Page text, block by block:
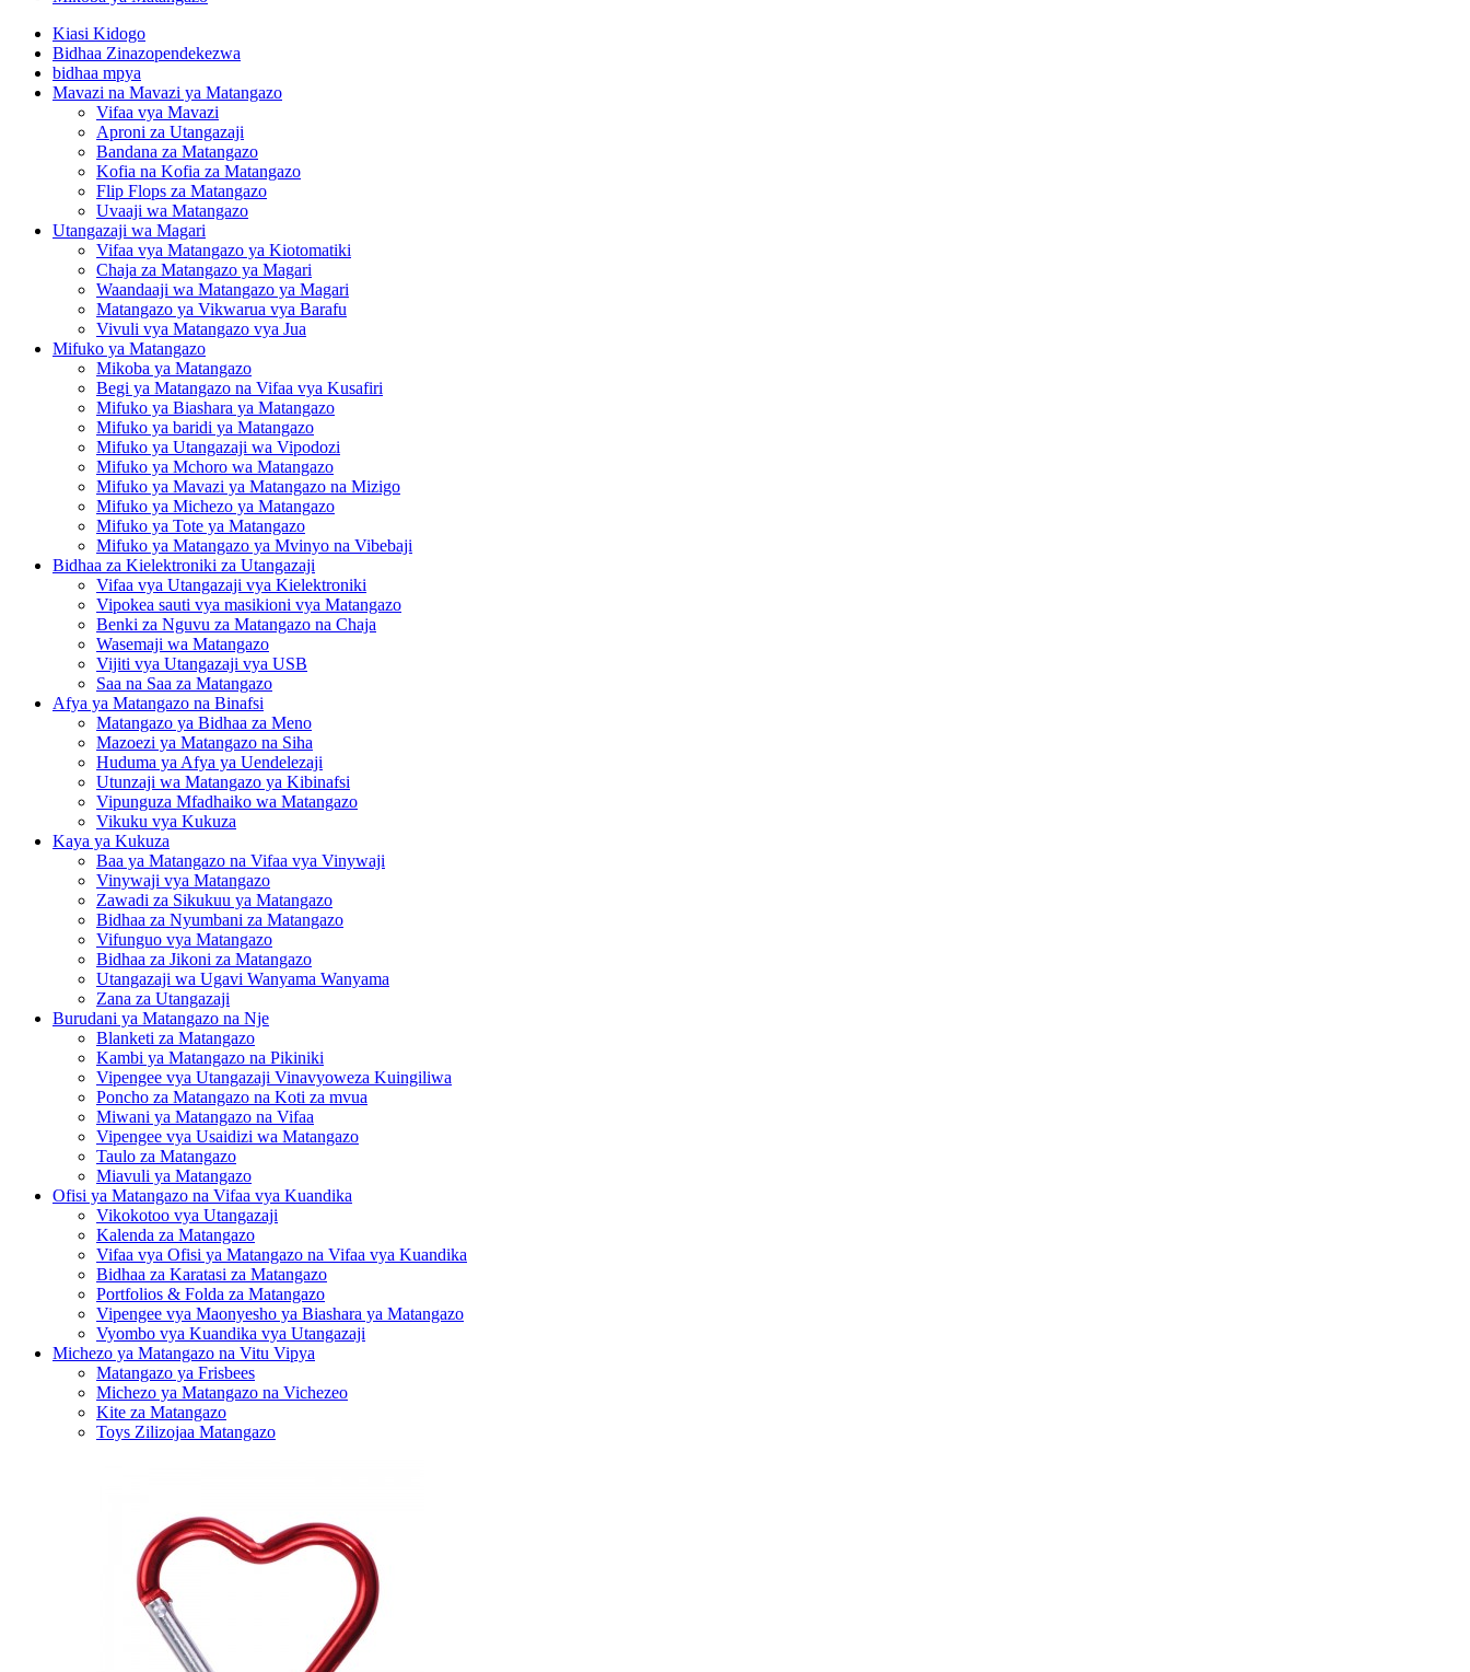
Kiasi Kidogo
Bidhaa Zinazopendekezwa
bidhaa mpya
Mavazi na Mavazi ya Matangazo
Vifaa vya Mavazi
Aproni za Utangazaji
Bandana za Matangazo
Kofia na Kofia za Matangazo
Flip Flops za Matangazo
Uvaaji wa Matangazo
Utangazaji wa Magari
Vifaa vya Matangazo ya Kiotomatiki
Chaja za Matangazo ya Magari
Waandaaji wa Matangazo ya Magari
Matangazo ya Vikwarua vya Barafu
Vivuli vya Matangazo vya Jua
Mifuko ya Matangazo
Mikoba ya Matangazo
Begi ya Matangazo na Vifaa vya Kusafiri
Mifuko ya Biashara ya Matangazo
Mifuko ya baridi ya Matangazo
Mifuko ya Utangazaji wa Vipodozi
Mifuko ya Mchoro wa Matangazo
Mifuko ya Mavazi ya Matangazo na Mizigo
Mifuko ya Michezo ya Matangazo
Mifuko ya Tote ya Matangazo
Mifuko ya Matangazo ya Mvinyo na Vibebaji
Bidhaa za Kielektroniki za Utangazaji
Vifaa vya Utangazaji vya Kielektroniki
Vipokea sauti vya masikioni vya Matangazo
Benki za Nguvu za Matangazo na Chaja
Wasemaji wa Matangazo
Vijiti vya Utangazaji vya USB
Saa na Saa za Matangazo
Afya ya Matangazo na Binafsi
Matangazo ya Bidhaa za Meno
Mazoezi ya Matangazo na Siha
Huduma ya Afya ya Uendelezaji
Utunzaji wa Matangazo ya Kibinafsi
Vipunguza Mfadhaiko wa Matangazo
Vikuku vya Kukuza
Kaya ya Kukuza
Baa ya Matangazo na Vifaa vya Vinywaji
Vinywaji vya Matangazo
Zawadi za Sikukuu ya Matangazo
Bidhaa za Nyumbani za Matangazo
Vifunguo vya Matangazo
Bidhaa za Jikoni za Matangazo
Utangazaji wa Ugavi Wanyama Wanyama
Zana za Utangazaji
Burudani ya Matangazo na Nje
Blanketi za Matangazo
Kambi ya Matangazo na Pikiniki
Vipengee vya Utangazaji Vinavyoweza Kuingiliwa
Poncho za Matangazo na Koti za mvua
Miwani ya Matangazo na Vifaa
Vipengee vya Usaidizi wa Matangazo
Taulo za Matangazo
Miavuli ya Matangazo
Ofisi ya Matangazo na Vifaa vya Kuandika
Vikokotoo vya Utangazaji
Kalenda za Matangazo
Vifaa vya Ofisi ya Matangazo na Vifaa vya Kuandika
Bidhaa za Karatasi za Matangazo
Portfolios & Folda za Matangazo
Vipengee vya Maonyesho ya Biashara ya Matangazo
Vyombo vya Kuandika vya Utangazaji
Michezo ya Matangazo na Vitu Vipya
Matangazo ya Frisbees
Michezo ya Matangazo na Vichezeo
Kite za Matangazo
Toys Zilizojaa Matangazo